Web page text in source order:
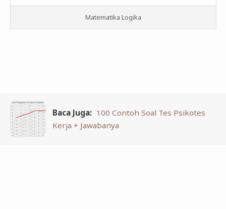
Matematika Logika
Baca Juga: 100 Contoh Soal Tes Psikotes
Kerja + Jawabanya